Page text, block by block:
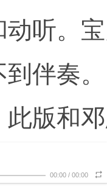
动听。
伴奏
此版和
00:00 / 00:00